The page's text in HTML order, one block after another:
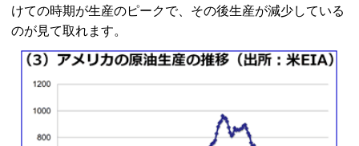
けての時期が生産のピークで、その後生産が減少している
のが見て取れます。